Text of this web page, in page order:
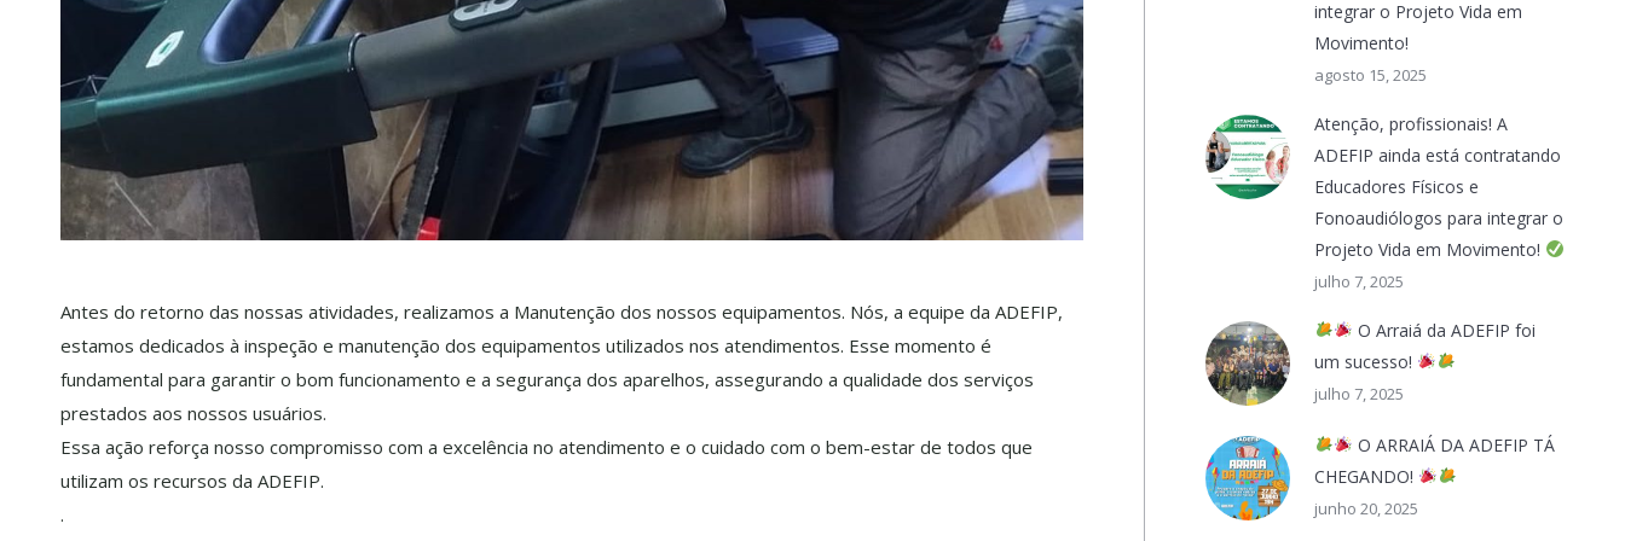
Antes do retorno das nossas atividades, realizamos a Manutenção dos nossos equipamentos. Nós, a equipe da ADEFIP,
estamos dedicados à inspeção e manutenção dos equipamentos utilizados nos atendimentos. Esse momento é
fundamental para garantir o bom funcionamento e a segurança dos aparelhos, assegurando a qualidade dos serviços
prestados aos nossos usuários.
Essa ação reforça nosso compromisso com a excelência no atendimento e o cuidado com o bem-estar de todos que
utilizam os recursos da ADEFIP.
.
integrar o Projeto Vida em
Movimento!
agosto 15, 2025
Atenção, profissionais! A
ADEFIP ainda está contratando
Educadores Físicos e
Fonoaudiólogos para integrar o
Projeto Vida em Movimento!
julho 7, 2025
O Arraiá da ADEFIP foi
um sucesso!
julho 7, 2025
O ARRAIÁ DA ADEFIP TÁ
CHEGANDO!
junho 20, 2025